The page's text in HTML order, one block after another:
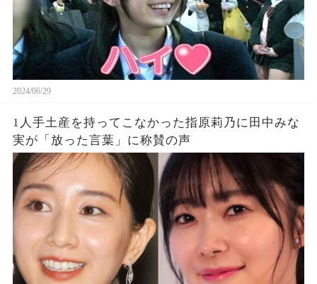
2024/06/29
1人手土産を持ってこなかった指原莉乃に田中みな
実が「放った言葉」に称賛の声